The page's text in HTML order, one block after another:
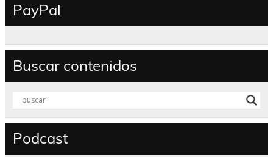
PayPal
Buscar contenidos
Podcast